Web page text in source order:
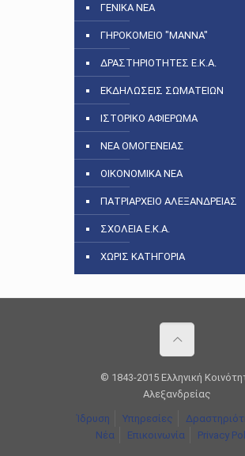
ΓΕΝΙΚΑ ΝΕΑ
ΓΗΡΟΚΟΜΕΙΟ "ΜΑΝΝΑ"
ΔΡΑΣΤΗΡΙΟΤΗΤΕΣ Ε.Κ.Α.
ΕΚΔΗΛΩΣΕΙΣ ΣΩΜΑΤΕΙΩΝ
ΙΣΤΟΡΙΚΟ ΑΦΙΕΡΩΜΑ
ΝΕΑ ΟΜΟΓΕΝΕΙΑΣ
ΟΙΚΟΝΟΜΙΚΑ ΝΕΑ
ΠΑΤΡΙΑΡΧΕΙΟ ΑΛΕΞΑΝΔΡΕΙΑΣ
ΣΧΟΛΕΙΑ Ε.Κ.Α.
ΧΩΡΙΣ ΚΑΤΗΓΟΡΙΑ
© 1843-2015 Ελληνική
Αλεξανδρείας
Ίδρυση Υπηρεσίες
Νέα
Επικοινωνία Privacy